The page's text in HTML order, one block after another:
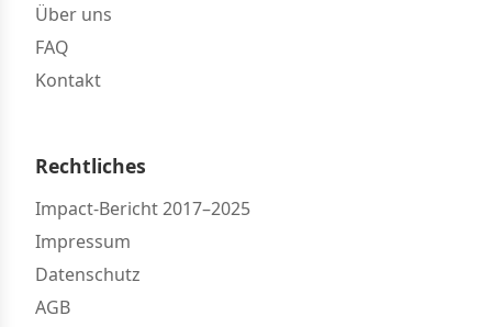
Über uns
FAQ
Kontakt
Rechtliches
Impact-Bericht 2017–2025
Impressum
Datenschutz
AGB